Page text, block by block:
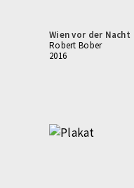
Wien vor der Nacht
Robert Bober
2016